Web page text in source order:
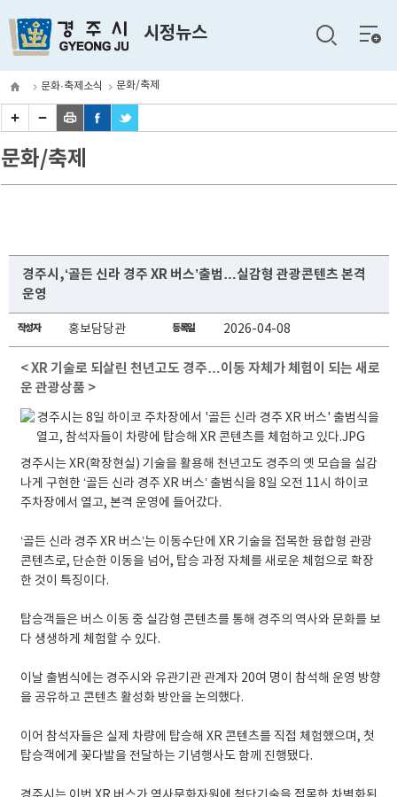
시정뉴스
전체
메뉴
문화·축제소식 문화/축제
문화/축제
경주시,‘골든 신라 경주 XR 버스’출범…실감형 관광콘텐츠 본격
운영
작성자 홍보담당관 등록일 2026-04-08
< XR 기술로 되살린 천년고도 경주…이동 자체가 체험이 되는 새로
운 관광상품 >
경주시는 XR(확장현실) 기술을 활용해 천년고도 경주의 옛 모습을 실감
나게 구현한 ‘골든 신라 경주 XR 버스’ 출범식을 8일 오전 11시 하이코
주차장에서 열고, 본격 운영에 들어갔다.
‘골든 신라 경주 XR 버스’는 이동수단에 XR 기술을 접목한 융합형 관광
콘텐츠로, 단순한 이동을 넘어, 탑승 과정 자체를 새로운 체험으로 확장
한 것이 특징이다.
탑승객들은 버스 이동 중 실감형 콘텐츠를 통해 경주의 역사와 문화를 보
다 생생하게 체험할 수 있다.
이날 출범식에는 경주시와 유관기관 관계자 20여 명이 참석해 운영 방향
을 공유하고 콘텐츠 활성화 방안을 논의했다.
이어 참석자들은 실제 차량에 탑승해 XR 콘텐츠를 직접 체험했으며, 첫
탑승객에게 꽃다발을 전달하는 기념행사도 함께 진행됐다.